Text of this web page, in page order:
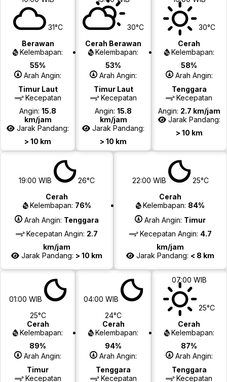
31°C
Berawan
Kelembapan:
55%
Arah Angin:
Timur Laut
Kecepatan
Angin:15.8
km/jam
Jarak Pandang:
> 10 km
30°C
Cerah Berawan
Kelembapan:
53%
Arah Angin:
Timur Laut
Kecepatan
Angin:15.8
km/jam
Jarak Pandang:
> 10 km
30°C
Cerah
Kelembapan:
58%
Arah Angin:
Tenggara
Kecepatan
Angin: 2.7 km/jam
Jarak Pandang:
> 10 km
19:00 WIB
26°C
Cerah
Kelembapan: 76%
Arah Angin: Tenggara
Kecepatan Angin: 2.7
km/jam
Jarak Pandang: > 10 km
22:00 WIB
25°C
Cerah
Kelembapan: 84%
Arah Angin: Timur
Kecepatan Angin: 4.7
km/jam
Jarak Pandang: < 8 km
01:00 WIB
25°C
Cerah
Kelembapan:
89%
Arah Angin:
Timur
Kecepatan
04:00 WIB
24°C
Cerah
Kelembapan:
94%
Arah Angin:
Tenggara
Kecepatan
07:00 WIB
25°C
Cerah
Kelembapan:
87%
Arah Angin:
Tenggara
Kecepatan